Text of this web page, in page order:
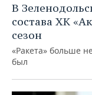
В
состава ХК
сезон
«Ракета» больше
был